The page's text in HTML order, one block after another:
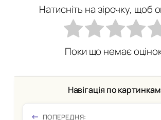
Натисніть на зірочку, щоб
Поки що немає
Навігація по
ПОПЕРЕДНЯ: